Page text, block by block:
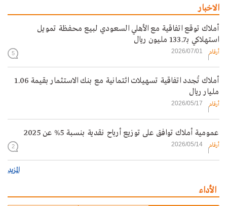
الاخبار
أملاك توقع اتفاقية مع الأهلي السعودي لبيع محفظة تمويل
استهلاكي بـ133.7 مليون ريال
أرقام 2026/07/01
5
أملاك تُجدد اتفاقية تسهيلات ائتمانية مع بنك الاستثمار بقيمة 1.06
مليار ريال
أرقام 2026/05/17
عمومية أملاك توافق على توزيع أرباح نقدية بنسبة 5% عن 2025
أرقام 2026/05/14
2
المزيد
الأداء